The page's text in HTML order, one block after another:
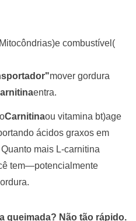
Mitocôndrias)e combustível (
mover gordura
entra.
Carnitinaou vitamina bt)age
ácidos graxos em
mais L-carnitina
tem—potencialmente
queimada? Não tão rápido.